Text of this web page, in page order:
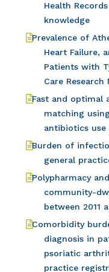
Health
knowledge
Prevalence of
Heart Failure,
Patients with
Care
Fast and optimal
matching
antibiotics
Burden of
general
Polypharmacy
community-
between 2011
Comorbidity
diagnosis in
psoriatic
practice